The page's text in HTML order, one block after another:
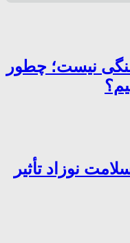
نیست؛ چطور
نوزاد تأثیر